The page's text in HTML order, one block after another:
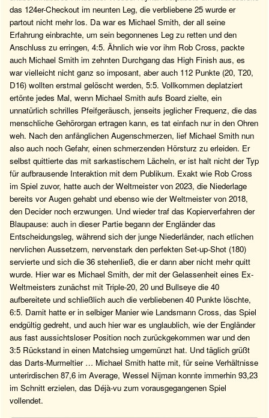
das 124er-Checkout im neunten Leg, die verbliebene 25 wurde er
partout nicht mehr los. Da war es Michael Smith, der all seine
Erfahrung einbrachte, um sein begonnenes Leg zu retten und den
Anschluss zu erringen, 4:5. Ähnlich wie vor ihm Rob Cross, packte
auch Michael Smith im zehnten Durchgang das High Finish aus, es
war vielleicht nicht ganz so imposant, aber auch 112 Punkte (20, T20,
D16) wollten erstmal gelöscht werden, 5:5. Vollkommen deplatziert
ertönte jedes Mal, wenn Michael Smith aufs Board zielte, ein
unnatürlich schrilles Pfeifgeräusch, jenseits jeglicher Frequenz, die das
menschliche Gehörorgan ertragen kann, es tat einfach nur in den Ohren
weh. Nach den anfänglichen Augenschmerzen, lief Michael Smith nun
also auch noch Gefahr, einen schmerzenden Hörsturz zu erleiden. Er
selbst quittierte das mit sarkastischem Lächeln, er ist halt nicht der Typ
für aufbrausende Interaktion mit dem Publikum. Exakt wie Rob Cross
im Spiel zuvor, hatte auch der Weltmeister von 2023, die Niederlage
bereits vor Augen gehabt und ebenso wie der Weltmeister von 2018,
den Decider noch erzwungen. Und wieder traf das Kopierverfahren der
Blaupause: auch in dieser Partie begann der Engländer das
Entscheidungsleg, während sich der junge Niederländer, nach etlichen
nervlichen Aussetzern, nervenstark den perfekten Set-up-Shot (180)
servierte und sich die 36 stehenließ, die er dann aber nicht mehr quitt
wurde. Hier war es Michael Smith, der mit der Gelassenheit eines Ex-
Weltmeisters zunächst mit Triple-20, 20 und Bullseye die 40
aufbereitete und schließlich auch die verbliebenen 40 Punkte löschte,
6:5. Damit hatte er in selbiger Manier wie Landsmann Cross, das Spiel
endgültig gedreht, und auch hier war es unglaublich, wie der Engländer
aus fast aussichtsloser Position noch zurückgekommen war und den
3:5 Rückstand in einen Matchsieg umgemünzt hat. Und täglich grüßt
das Darts-Murmeltier … Michael Smith hatte mit, für seine Verhältnisse
unterirdischen 87,6 im Average, Wessel Nijman konnte immerhin 93,23
im Schnitt erzielen, das Déjà-vu zum vorausgegangenen Spiel
vollendet.